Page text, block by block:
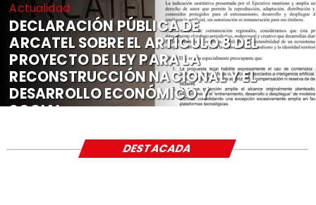
Actualidad
DECLARACIÓN PÚBLICA DE
ARCATEL SOBRE EL ARTÍCULO 8 DEL
PROYECTO DE LEY PARA LA
RECONSTRUCCIÓN NACIONAL Y EL
DESARROLLO ECONÓMICO Y
SOCIAL
DESTACADA